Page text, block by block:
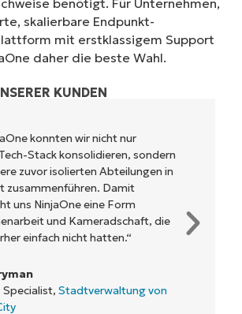
skalierbare Endpunkt-
mit erstklassigem Support
daher die beste Wahl.
KUNDEN
ermöglicht unserem
sowie den Eigentümern und
mit denen wir
eine höhere
Das ist für alle ein Win-win-
Flash